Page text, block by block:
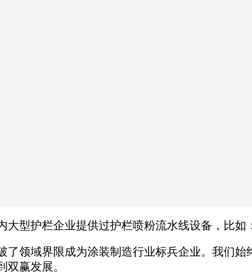
大型护栏企业提供过护栏喷粉流水线设备，比
领域界限成为涂装制造行业标兵企业。我们
赢发展。